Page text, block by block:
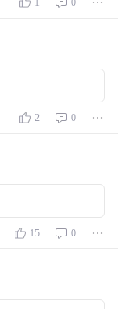
1 0
2 0
15 0